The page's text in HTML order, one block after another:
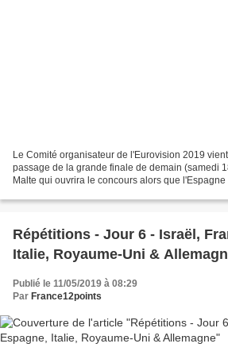
Le Comité organisateur de l'Eurovision 2019
passage de la grande finale de demain (samedi
Malte qui ouvrira le concours alors que l'Espagne
Répétitions - Jour 6 - Israël,
Italie, Royaume-Uni &
Publié le 11/05/2019 à 08:29
Par France12points